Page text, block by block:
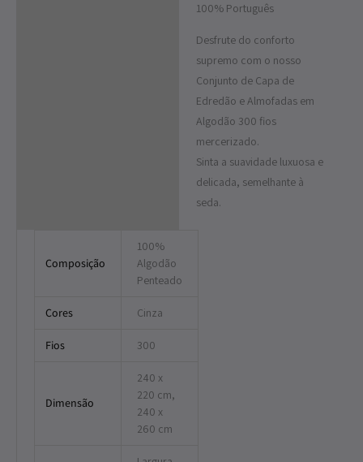
100% Português
Desfrute do conforto
supremo com o nosso
Conjunto de Capa de
Edredão e Almofadas em
Algodão 300 fios
mercerizado.
Sinta a suavidade luxuosa e
delicada, semelhante à
seda.
Composição
100%
Algodão
Penteado
Cores Cinza
Fios 300
Dimensão
240 x
220 cm,
240 x
260 cm